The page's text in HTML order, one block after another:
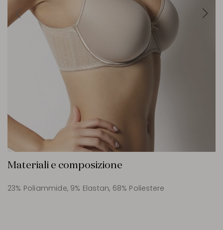
Materiali e composizione
23% Poliammide, 9% Elastan, 68% Poliestere